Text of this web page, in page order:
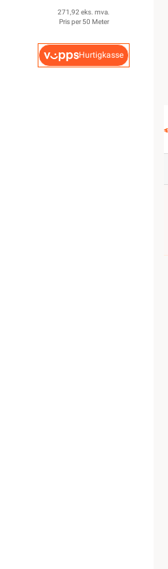
271,92 eks. mva.
Pris per 50 Meter
Hurtigkasse